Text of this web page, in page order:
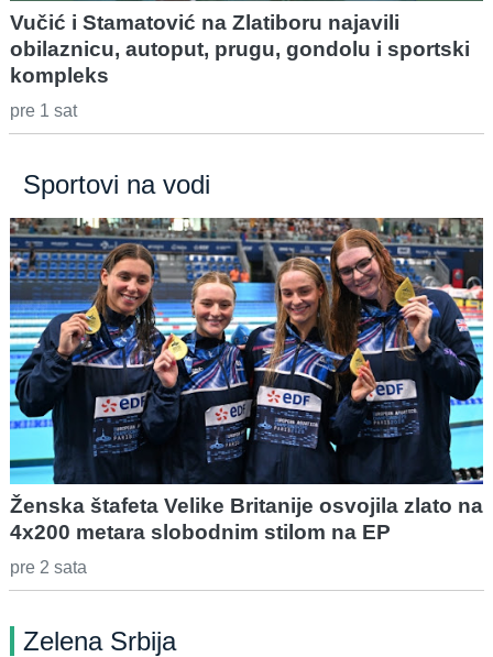
Vučić i Stamatović na Zlatiboru najavili
obilaznicu, autoput, prugu, gondolu i sportski
kompleks
pre 1 sat
Sportovi na vodi
Ženska štafeta Velike Britanije osvojila zlato na
4x200 metara slobodnim stilom na EP
pre 2 sata
Zelena Srbija